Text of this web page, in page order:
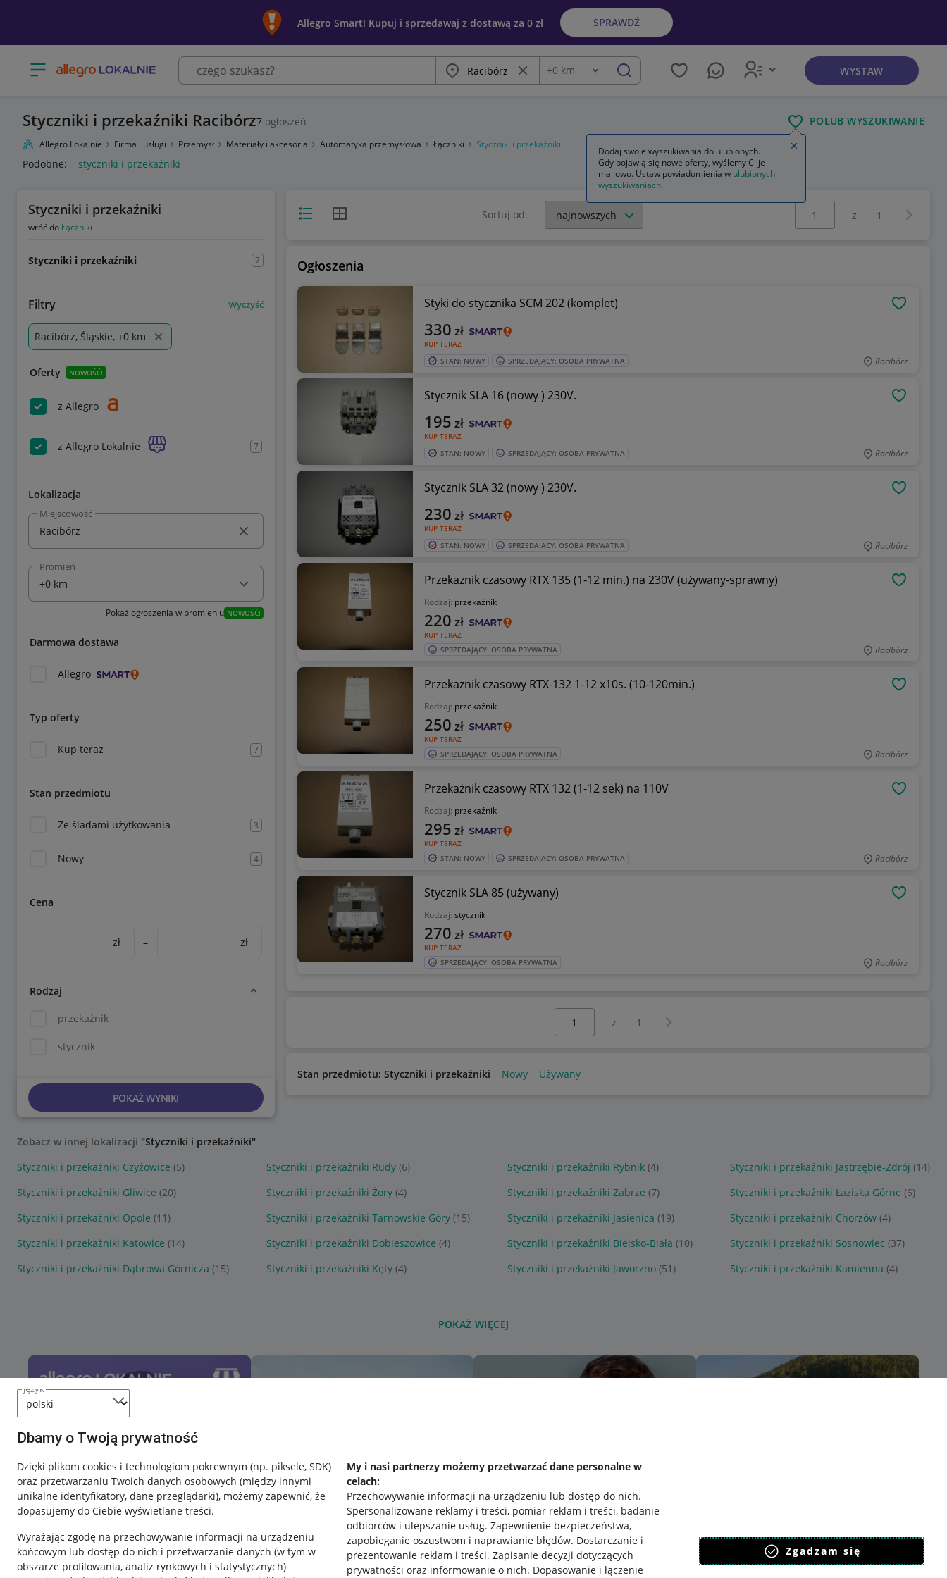
język
Dbamy o Twoją prywatność
Dzięki plikom cookies i technologiom pokrewnym (np. piksele, SDK)
oraz przetwarzaniu Twoich danych osobowych (między innymi
unikalne identyfikatory, dane przeglądarki), możemy zapewnić, że
dopasujemy do Ciebie wyświetlane treści.
Wyrażając zgodę na przechowywanie informacji na urządzeniu
końcowym lub dostęp do nich i przetwarzanie danych (w tym w
obszarze profilowania, analiz rynkowych i statystycznych)
My i nasi partnerzy możemy przetwarzać dane personalne w
celach:
Przechowywanie informacji na urządzeniu lub dostęp do nich.
Spersonalizowane reklamy i treści, pomiar reklam i treści, badanie
odbiorców i ulepszanie usług. Zapewnienie bezpieczeństwa,
zapobieganie oszustwom i naprawianie błędów. Dostarczanie i
prezentowanie reklam i treści. Zapisanie decyzji dotyczących
prywatności oraz informowanie o nich. Dopasowanie i łączenie
Zgadzam się
Allegro Smart! Kupuj i sprzedawaj z dostawą za 0 zł SPRAWDŹ
Otwórz menu z kategoriami Miasto Wyczyść frazę
Odległość
+0 km szukaj WYSTAW
Styczniki i przekaźniki Racibórz7 ogłoszeń POLUB WYSZUKIWANIE
Allegro Lokalnie Firma i usługi Przemysł Materiały i akcesoria Automatyka przemysłowa Łączniki Styczniki i przekaźniki
Podobne: styczniki i przekaźniki
Styczniki i przekaźniki
wróć doŁączniki
Styczniki i przekaźniki 7
Filtry Wyczyść
Racibórz, Śląskie, +0 km
Oferty NOWOŚĆ!
z Allegro
z Allegro Lokalnie 7
Lokalizacja
Miejscowość
Promień
Pokaż ogłoszenia w promieniu NOWOŚĆ!
Darmowa dostawa
Allegro
Typ oferty
Kup teraz 7
Stan przedmiotu
Ze śladami użytkowania 3
Nowy 4
Cena
zł – zł
Rodzaj
przekaźnik
stycznik
POKAŻ WYNIKI
Widok listyWidok siatki Sortuj od:
Wybierz stronę:
z 1
Ogłoszenia
Styki do stycznika SCM 202 (komplet)
KUP TERAZ
330 zł
STAN: NOWY SPRZEDAJĄCY: OSOBA PRYWATNA Racibórz
Stycznik SLA 16 (nowy ) 230V.
KUP TERAZ
195 zł
STAN: NOWY SPRZEDAJĄCY: OSOBA PRYWATNA Racibórz
Stycznik SLA 32 (nowy ) 230V.
KUP TERAZ
230 zł
STAN: NOWY SPRZEDAJĄCY: OSOBA PRYWATNA Racibórz
Przekaznik czasowy RTX 135 (1-12 min.) na 230V (używany-sprawny)
Rodzaj: przekaźnik
KUP TERAZ
220 zł
SPRZEDAJĄCY: OSOBA PRYWATNA Racibórz
Przekaznik czasowy RTX-132 1-12 x10s. (10-120min.)
Rodzaj: przekaźnik
KUP TERAZ
250 zł
SPRZEDAJĄCY: OSOBA PRYWATNA Racibórz
Przekażnik czasowy RTX 132 (1-12 sek) na 110V
Rodzaj: przekaźnik
KUP TERAZ
295 zł
STAN: NOWY SPRZEDAJĄCY: OSOBA PRYWATNA Racibórz
Stycznik SLA 85 (używany)
Rodzaj: stycznik
KUP TERAZ
270 zł
SPRZEDAJĄCY: OSOBA PRYWATNA Racibórz
z 1 Następna strona
Stan przedmiotu: Styczniki i przekaźniki Nowy Używany
Zobacz w innej lokalizacji "Styczniki i przekaźniki"
Styczniki i przekaźniki Czyżowice (5) Styczniki i przekaźniki Rudy (6) Styczniki i przekaźniki Rybnik (4) Styczniki i przekaźniki Jastrzębie-Zdrój (14)
Styczniki i przekaźniki Gliwice (20) Styczniki i przekaźniki Żory (4) Styczniki i przekaźniki Zabrze (7) Styczniki i przekaźniki Łaziska Górne (6)
Styczniki i przekaźniki Opole (11) Styczniki i przekaźniki Tarnowskie Góry (15) Styczniki i przekaźniki Jasienica (19) Styczniki i przekaźniki Chorzów (4)
Styczniki i przekaźniki Katowice (14) Styczniki i przekaźniki Dobieszowice (4) Styczniki i przekaźniki Bielsko-Biała (10) Styczniki i przekaźniki Sosnowiec (37)
Styczniki i przekaźniki Dąbrowa Górnicza (15) Styczniki i przekaźniki Kęty (4) Styczniki i przekaźniki Jaworzno (51) Styczniki i przekaźniki Kamienna (4)
POKAŻ WIĘCEJ
Dodaj swoje wyszukiwania do ulubionych.
Gdy pojawią się nowe oferty, wyślemy Ci je
mailowo. Ustaw powiadomienia w ulubionych
wyszukiwaniach.
Zamknij wskazówkę